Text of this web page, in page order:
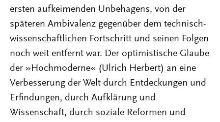
ersten aufkeimenden Unbehagens, von der
späteren Ambivalenz gegenüber dem technisch-
wissenschaftlichen Fortschritt und seinen Folgen
noch weit entfernt war. Der optimistische Glaube
der »Hochmoderne« (Ulrich Herbert) an eine
Verbesserung der Welt durch Entdeckungen und
Erfindungen, durch Aufklärung und
Wissenschaft, durch soziale Reformen und